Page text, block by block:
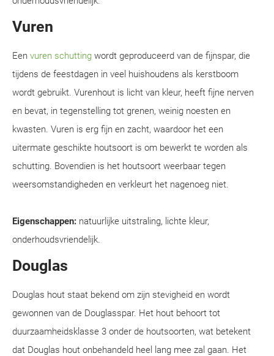
Vuren
Een vuren schutting wordt geproduceerd van de fijnspar, die
tijdens de feestdagen in veel huishoudens als kerstboom
wordt gebruikt. Vurenhout is licht van kleur, heeft fijne nerven
en bevat, in tegenstelling tot grenen, weinig noesten en
kwasten. Vuren is erg fijn en zacht, waardoor het een
uitermate geschikte houtsoort is om bewerkt te worden als
schutting. Bovendien is het houtsoort weerbaar tegen
weersomstandigheden en verkleurt het nagenoeg niet.
Eigenschappen: natuurlijke uitstraling, lichte kleur,
onderhoudsvriendelijk.
Douglas
Douglas hout staat bekend om zijn stevigheid en wordt
gewonnen van de Douglasspar. Het hout behoort tot
duurzaamheidsklasse 3 onder de houtsoorten, wat betekent
dat Douglas hout onbehandeld heel lang mee zal gaan. Het